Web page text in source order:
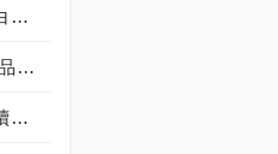
玩家敲碗成真！全漢FSP推出白色 VITA PM MIT 1000W 靜音電源純白上市！ MIT 白金電源首度披上純白戰袍，支援 ATX 3.1、PCIe 5.1，10年保固！
技嘉「GIGABYTE玩出戰力」品牌活動8/3讓玩家「找到專屬配備」
新北市政府勞工局評鑑唯一連續三年獲獎企業！ 宏正三度榮膺新北市政府<友善移工企業>殊榮